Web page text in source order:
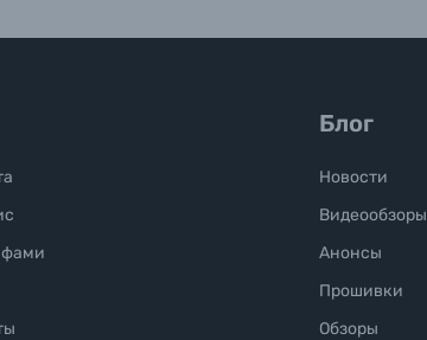
Блог
Новости
Видеообзоры
Анонсы
Прошивки
Обзоры